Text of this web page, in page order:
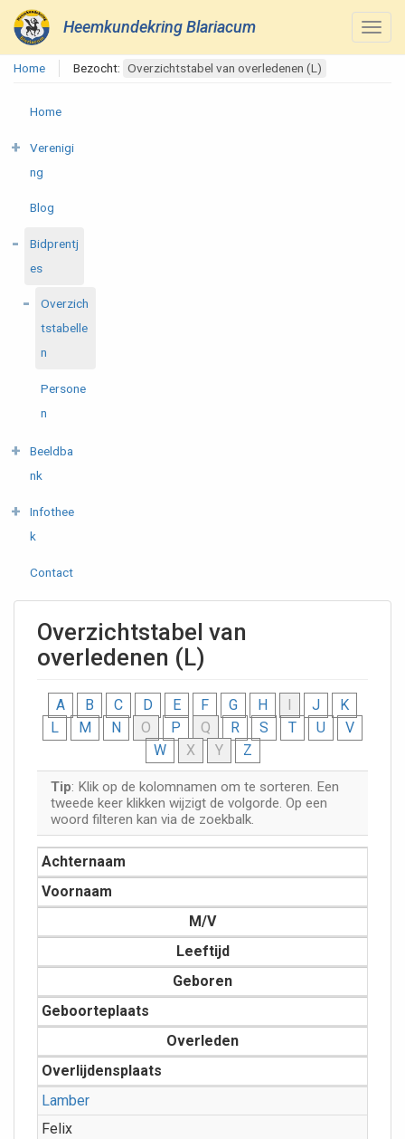
Heemkundekring Blariacum
Home Bezocht: Overzichtstabel van overledenen (L)
Home
Verenigi
ng
Blog
Bidprentj
es
Overzich
tstabelle
n
Persone
n
Beeldba
nk
Infothee
k
Contact
Overzichtstabel van
overledenen (L)
A B C D E F G H J
K
L
M N O P Q R S T U
V
W
X Y Z
Tip: Klik op de kolomnamen om te sorteren. Een
tweede keer klikken wijzigt de volgorde. Op een
woord filteren kan via de zoekbalk.
Achternaam
Voornaam
M/V
Leeftijd
Geboren
Geboorteplaats
Overleden
Overlijdensplaats
Lamber
Felix